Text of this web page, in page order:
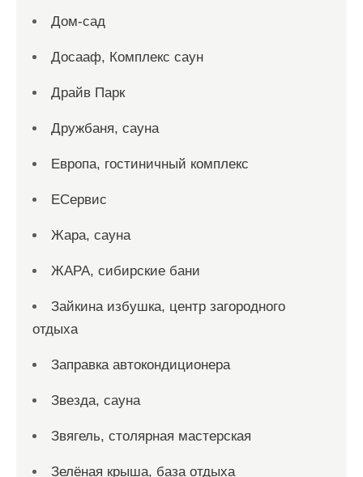
Дом-сад
Досааф, Комплекс саун
Драйв Парк
Дружбаня, сауна
Европа, гостиничный комплекс
ЕСервис
Жара, сауна
ЖАРА, сибирские бани
Зайкина избушка, центр загородного
отдыха
Заправка автокондиционера
Звезда, сауна
Звягель, столярная мастерская
Зелёная крыша, база отдыха